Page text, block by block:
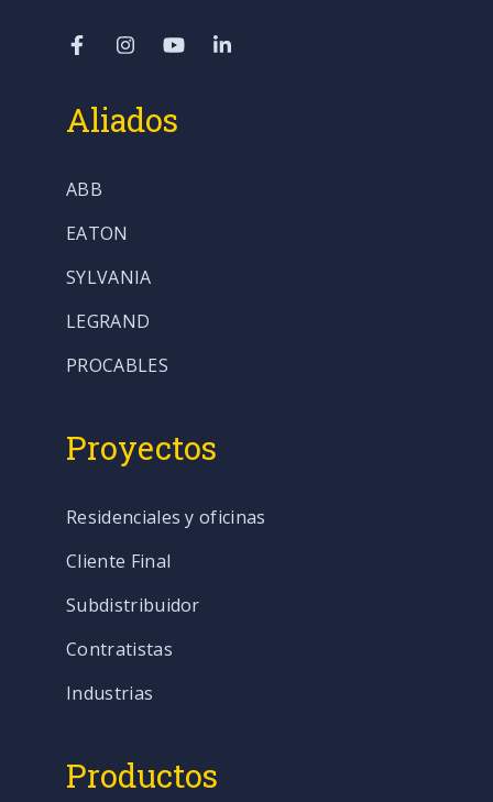
Aliados
ABB
EATON
SYLVANIA
LEGRAND
PROCABLES
Proyectos
Residenciales y oficinas
Cliente Final
Subdistribuidor
Contratistas
Industrias
Productos